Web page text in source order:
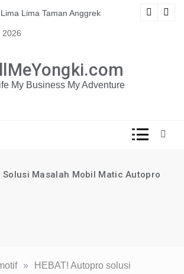
digital marketing GRATIS selama 1
TAHUN?
Lima Taman Anggrek
2026
My Business My Adventure
Solusi Masalah Mobil Matic Autopro
»
HEBAT! Autopro solusi